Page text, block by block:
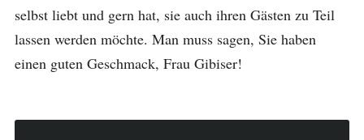
selbst liebt und gern hat, sie auch ihren Gästen zu Teil
lassen werden möchte. Man muss sagen, Sie haben
einen guten Geschmack, Frau Gibiser!